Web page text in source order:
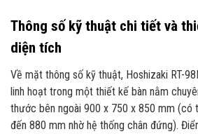
Thông số kỹ thuật chi tiết và
diện tích
Về mặt thông số kỹ thuật, Hoshizaki RT-
linh hoạt trong một thiết kế bàn nằm
thước bên ngoài 900 x 750 x 850 mm (có
đến 880 mm nhờ hệ thống chân đứng).